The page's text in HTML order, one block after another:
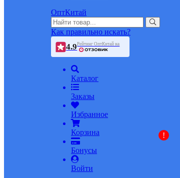
ОптКитай
Как правильно искать?
4.9Рейтинг ОптКитай на
Каталог
Заказы
Избранное
Корзина
Бонусы
!
Войти